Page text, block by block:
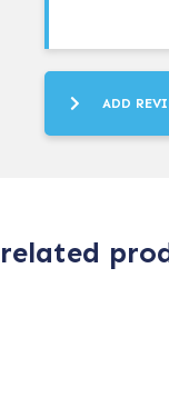
ADD
related